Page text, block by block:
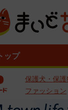
トップ
保護犬・保護
ファッション